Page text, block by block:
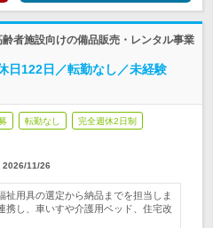
者施設向けの備品販売・レンタル事業
日122日／転勤なし／未経験
転勤なし 完全週休2日制
2026/11/26
祉用具の選定から納品までを担当しま
携し、車いすや介護用ベッド、住宅改